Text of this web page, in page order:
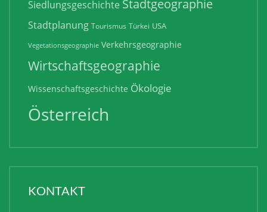
Siedlungsgeschichte Stadtgeographie
Stadtplanung Tourismus Türkei USA
Vegetationsgeographie Verkehrsgeographie
Wirtschaftsgeographie
Wissenschaftsgeschichte Ökologie
Österreich
KONTAKT